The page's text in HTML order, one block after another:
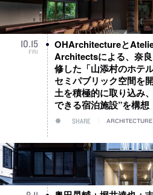
10.15
FRI
OHArchitectureと
Architectsによる、奈
修した「山添村のホテ
セミパブリック空間を
土を積極的に取り込み
できる宿泊施設”を構想
SHARE ARCHITECTURE